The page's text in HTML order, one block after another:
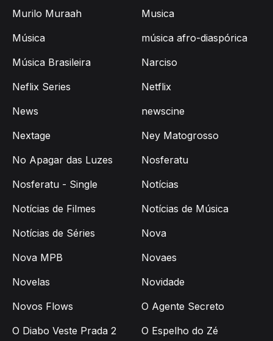
Murilo Muraah
Musica
Música
música afro-diaspórica
Música Brasileira
Narciso
Neflix Series
Netflix
News
newscine
Nextage
Ney Matogrosso
No Apagar das Luzes
Nosferatu
Nosferatu - Single
Notícias
Notícias de Filmes
Notícias de Música
Notícias de Séries
Nova
Nova MPB
Novaes
Novelas
Novidade
Novos Flows
O Agente Secreto
O Diabo Veste Prada 2
O Espelho do Zé